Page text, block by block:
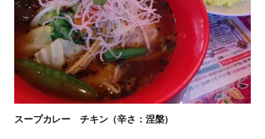
スープカレー チキン（辛さ：涅槃）